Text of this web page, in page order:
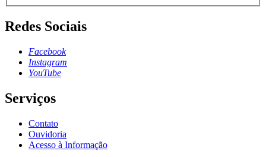
Redes Sociais
Facebook
Instagram
YouTube
Serviços
Contato
Ouvidoria
Acesso à Informação